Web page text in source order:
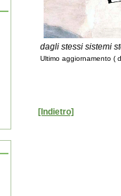
dagli stessi sistemi
Ultimo aggiornamento (
[Indietro]